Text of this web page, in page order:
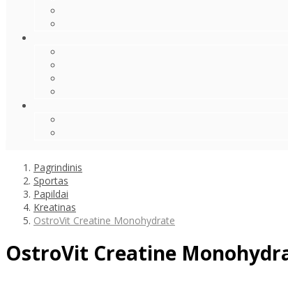
Pagrindinis
Sportas
Papildai
Kreatinas
OstroVit Creatine Monohydrate
OstroVit Creatine